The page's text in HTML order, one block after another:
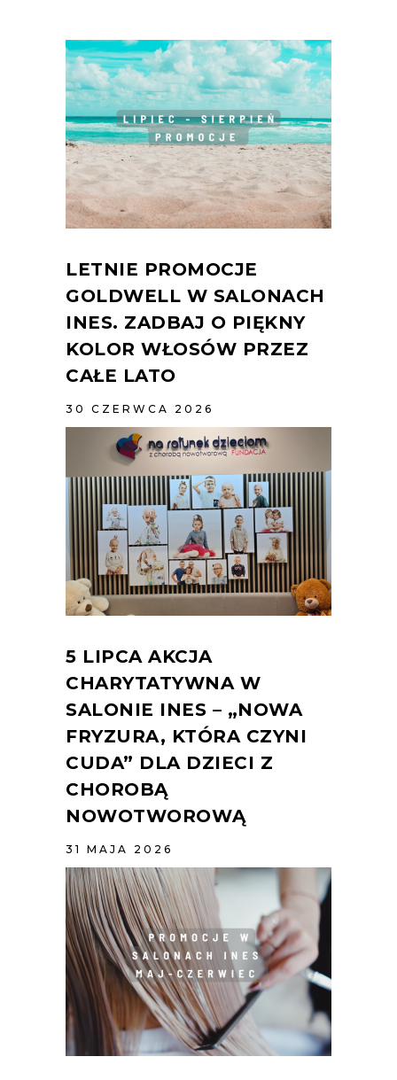
LETNIE PROMOCJE
GOLDWELL W SALONACH
INES. ZADBAJ O PIĘKNY
KOLOR WŁOSÓW PRZEZ
CAŁE LATO
30 CZERWCA 2026
5 LIPCA AKCJA
CHARYTATYWNA W
SALONIE INES – „NOWA
FRYZURA, KTÓRA CZYNI
CUDA” DLA DZIECI Z
CHOROBĄ
NOWOTWOROWĄ
31 MAJA 2026